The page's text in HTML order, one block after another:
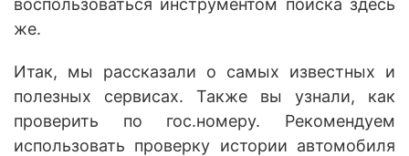
воспользоваться инструментом поиска здесь
же.
Итак, мы рассказали о самых известных и
полезных сервисах. Также вы узнали, как
проверить по гос.номеру. Рекомендуем
использовать проверку истории автомобиля